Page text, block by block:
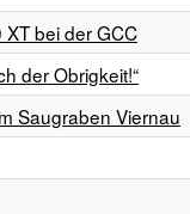
bei der GCC
der Obrigkeit!“
Saugraben Viernau